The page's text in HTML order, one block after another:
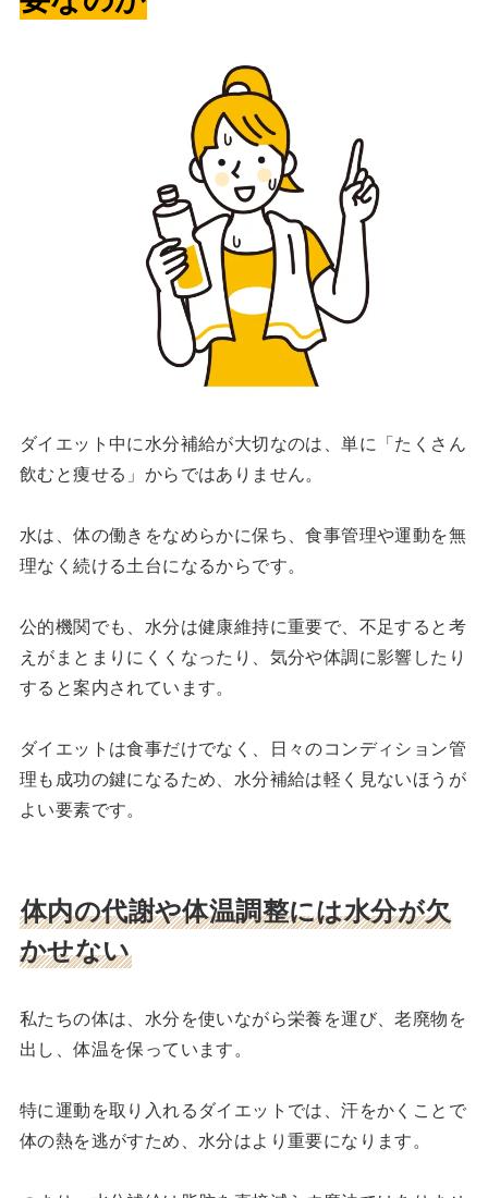
ダイエット中に水分補給が大切なのは、単に「たくさん
飲むと痩せる」からではありません。
水は、体の働きをなめらかに保ち、食事管理や運動を無
理なく続ける土台になるからです。
公的機関でも、水分は健康維持に重要で、不足すると考
えがまとまりにくくなったり、気分や体調に影響したり
すると案内されています。
ダイエットは食事だけでなく、日々のコンディション管
理も成功の鍵になるため、水分補給は軽く見ないほうが
よい要素です。
体内の代謝や体温調整には水分が欠
かせない
私たちの体は、水分を使いながら栄養を運び、老廃物を
出し、体温を保っています。
特に運動を取り入れるダイエットでは、汗をかくことで
体の熱を逃がすため、水分はより重要になります。